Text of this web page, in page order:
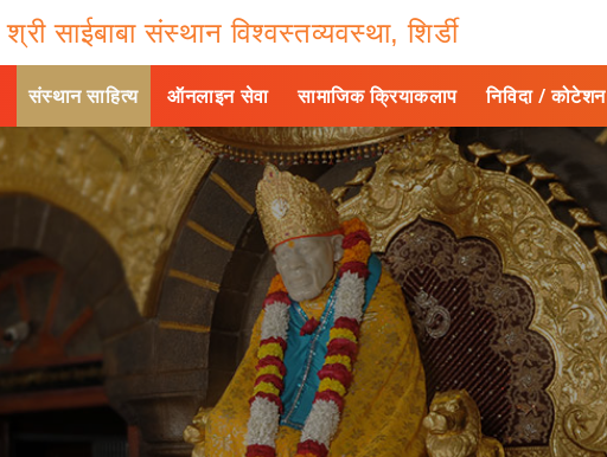
श्री साईबाबा संस्थान विश्वस्तव्यवस्था, शिर्डी
संस्थान साहित्य ऑनलाइन सेवा सामाजिक क्रियाकलाप निविदा / कोटेशन